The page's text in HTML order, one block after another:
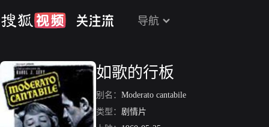
导航
如歌的行板
别名： Moderato cantabile
类型： 剧情片